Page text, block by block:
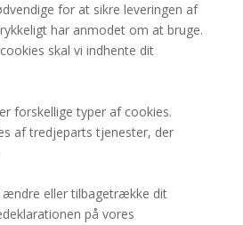
for at sikre leveringen af
har anmodet om at bruge.
skal vi indhente dit
forskellige typer af cookies.
af tredjeparts tjenester, der
ændre eller tilbagetrække dit
på vores